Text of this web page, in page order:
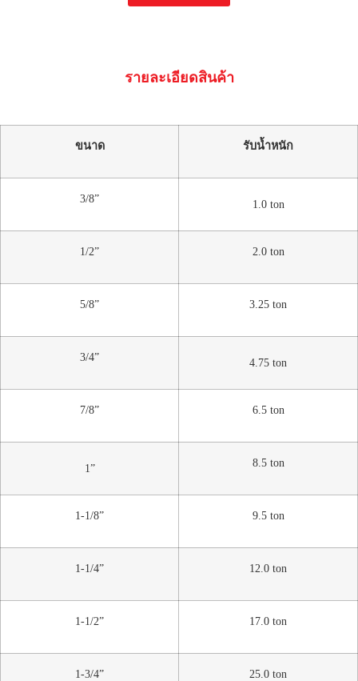
รายละเอียดสินค้า
ขนาด รับน้ำหนัก
3/8” 1.0 ton
1/2” 2.0 ton
5/8” 3.25 ton
3/4” 4.75 ton
7/8” 6.5 ton
1” 8.5 ton
1-1/8” 9.5 ton
1-1/4” 12.0 ton
1-1/2” 17.0 ton
1-3/4” 25.0 ton